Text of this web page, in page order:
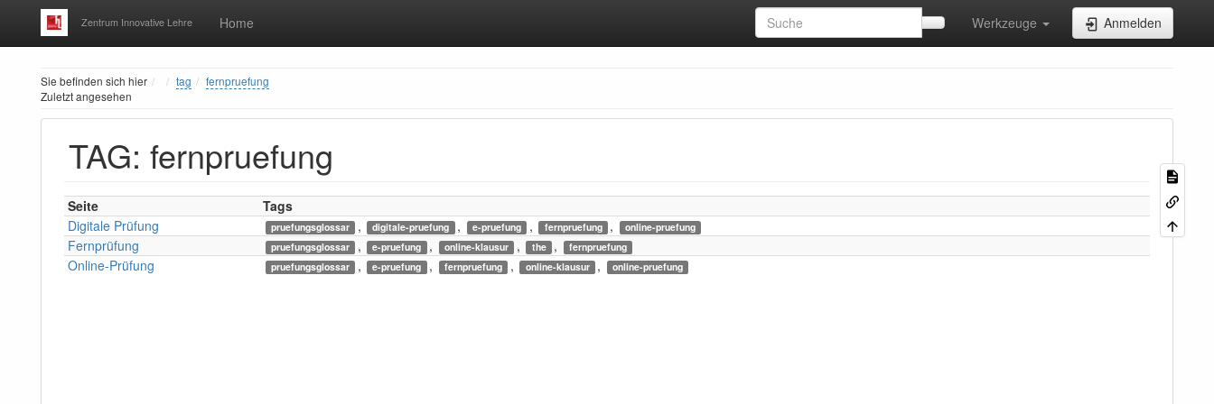
Zentrum Innovative Lehre Home Werkzeuge Anmelden
Sie befinden sich hier Home
tag
fernpruefung
Zuletzt angesehen
TAG: fernpruefung
Seite
Tags
Digitale Prüfung
pruefungsglossar , digitale-pruefung , e-pruefung , fernpruefung , online-pruefung
Fernprüfung pruefungsglossar , e-pruefung , online-klausur , the , fernpruefung
Online-Prüfung pruefungsglossar , e-pruefung , fernpruefung , online-klausur , online-pruefung